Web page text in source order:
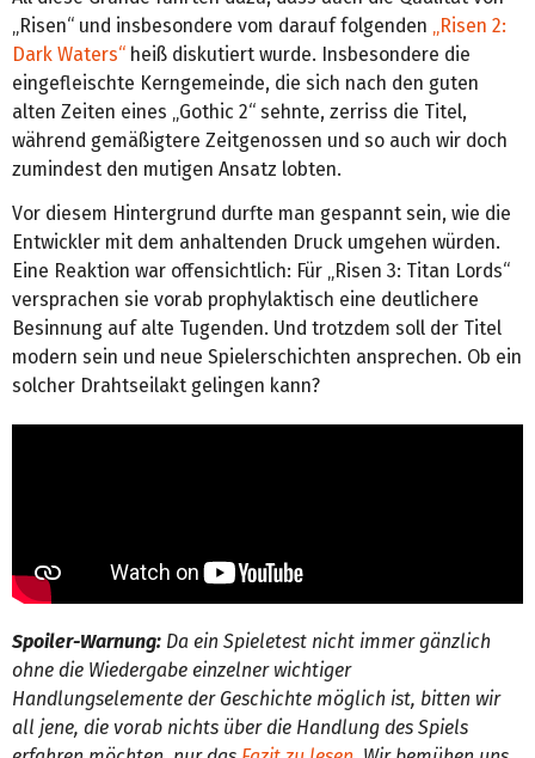
„Risen“ und insbesondere vom darauf folgenden
„Risen 2:
Dark Waters“ heiß diskutiert wurde. Insbesondere die
eingefleischte Kerngemeinde, die sich nach den guten
alten Zeiten eines „Gothic 2“ sehnte, zerriss die Titel,
während gemäßigtere Zeitgenossen und so auch wir doch
zumindest den mutigen Ansatz lobten.
Vor diesem Hintergrund durfte man gespannt sein, wie die
Entwickler mit dem anhaltenden Druck umgehen würden.
Eine Reaktion war offensichtlich: Für „Risen 3: Titan Lords“
versprachen sie vorab prophylaktisch eine deutlichere
Besinnung auf alte Tugenden. Und trotzdem soll der Titel
modern sein und neue Spielerschichten ansprechen. Ob ein
solcher Drahtseilakt gelingen kann?
Spoiler-Warnung: Da ein Spieletest nicht immer gänzlich
ohne die Wiedergabe einzelner wichtiger
Handlungselemente der Geschichte möglich ist, bitten wir
all jene, die vorab nichts über die Handlung des Spiels